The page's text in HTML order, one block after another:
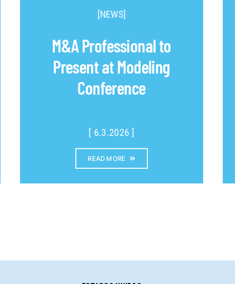
[NEWS]
M&A Professional to
Present at Modeling
Conference
[ 6.3.2026 ]
READ MORE